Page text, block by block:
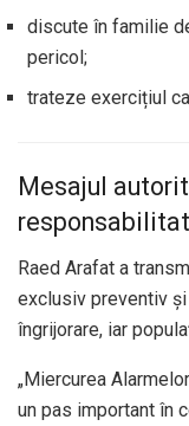
discute în familie
pericol;
trateze exercițiul
Mesajul
Raed Arafat a
exclusiv preventiv
îngrijorare, iar
„Miercurea
un pas important în